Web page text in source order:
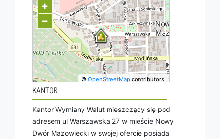
+
−
©OpenStreetMap contributors.
KANTOR
Kantor Wymiany Walut mieszczący się pod
adresem ul Warszawska 27 w mieście Nowy
Dwór Mazowiecki w swojej ofercie posiada